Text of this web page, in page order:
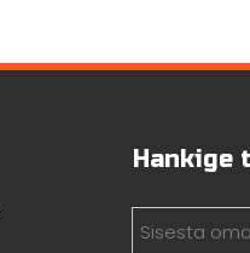
Hankige